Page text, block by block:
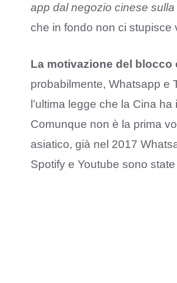
app dal negozio cinese
che in fondo non ci stupisce
La motivazione del blocco
probabilmente, Whatsapp e
l’ultima legge che la Cina
Comunque non è la prima
asiatico, già nel 2017
Spotify e Youtube sono